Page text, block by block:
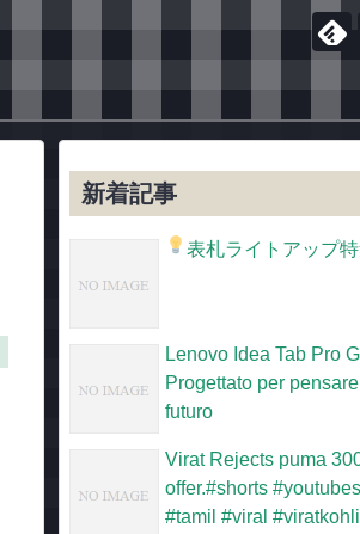
新着記事
表札ライトアップ
Lenovo Idea Tab Pro
Progettato per pensare
futuro
Virat Rejects puma
offer.#shorts
#tamil #viral #viratkohli